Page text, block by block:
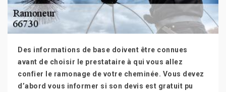
Des informations de base doivent être connues
avant de choisir le prestataire à qui vous allez
confier le ramonage de votre cheminée. Vous devez
d’abord vous informer si son devis est gratuit pu